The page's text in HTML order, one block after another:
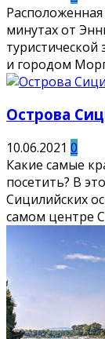
минутах от
и городом
Острова
10.06.2021 0
Какие самые
посетить? В
Сицилийских
самом центре